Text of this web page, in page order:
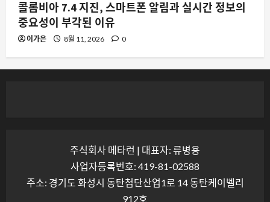
콜롬비아 7.4 지진, 스마트폰 알림과 실시간 정보의
중요성이 부각된 이유
이가은 8월 11, 2026 0
주식회사 메타런 | 대표자: 류병용
사업자등록번호: 419-81-02588
주소: 경기도 화성시 동탄첨단산업1로 14 동탄케이벨리
912호